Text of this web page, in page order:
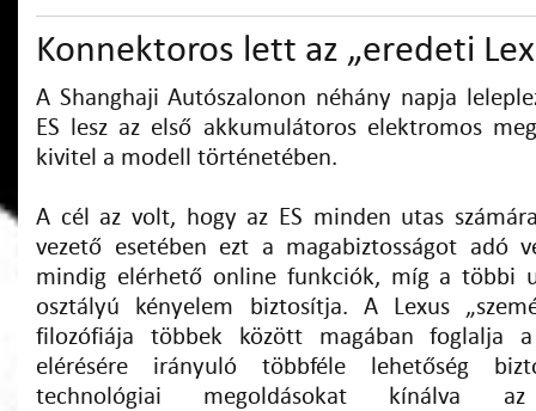
Konnektoros lett az „eredeti
A Shanghaji Autószalonon néhány napja
ES lesz az első akkumulátoros elektromos
kivitel a modell történetében.
A cél az volt, hogy az ES minden utas
vezető esetében ezt a magabiztosságot adó
mindig elérhető online funkciók, míg a többi
osztályú kényelem biztosítja. A Lexus
filozófiája többek között magában foglalja a
elérésére irányuló többféle lehetőség
technológiai megoldásokat kínálva